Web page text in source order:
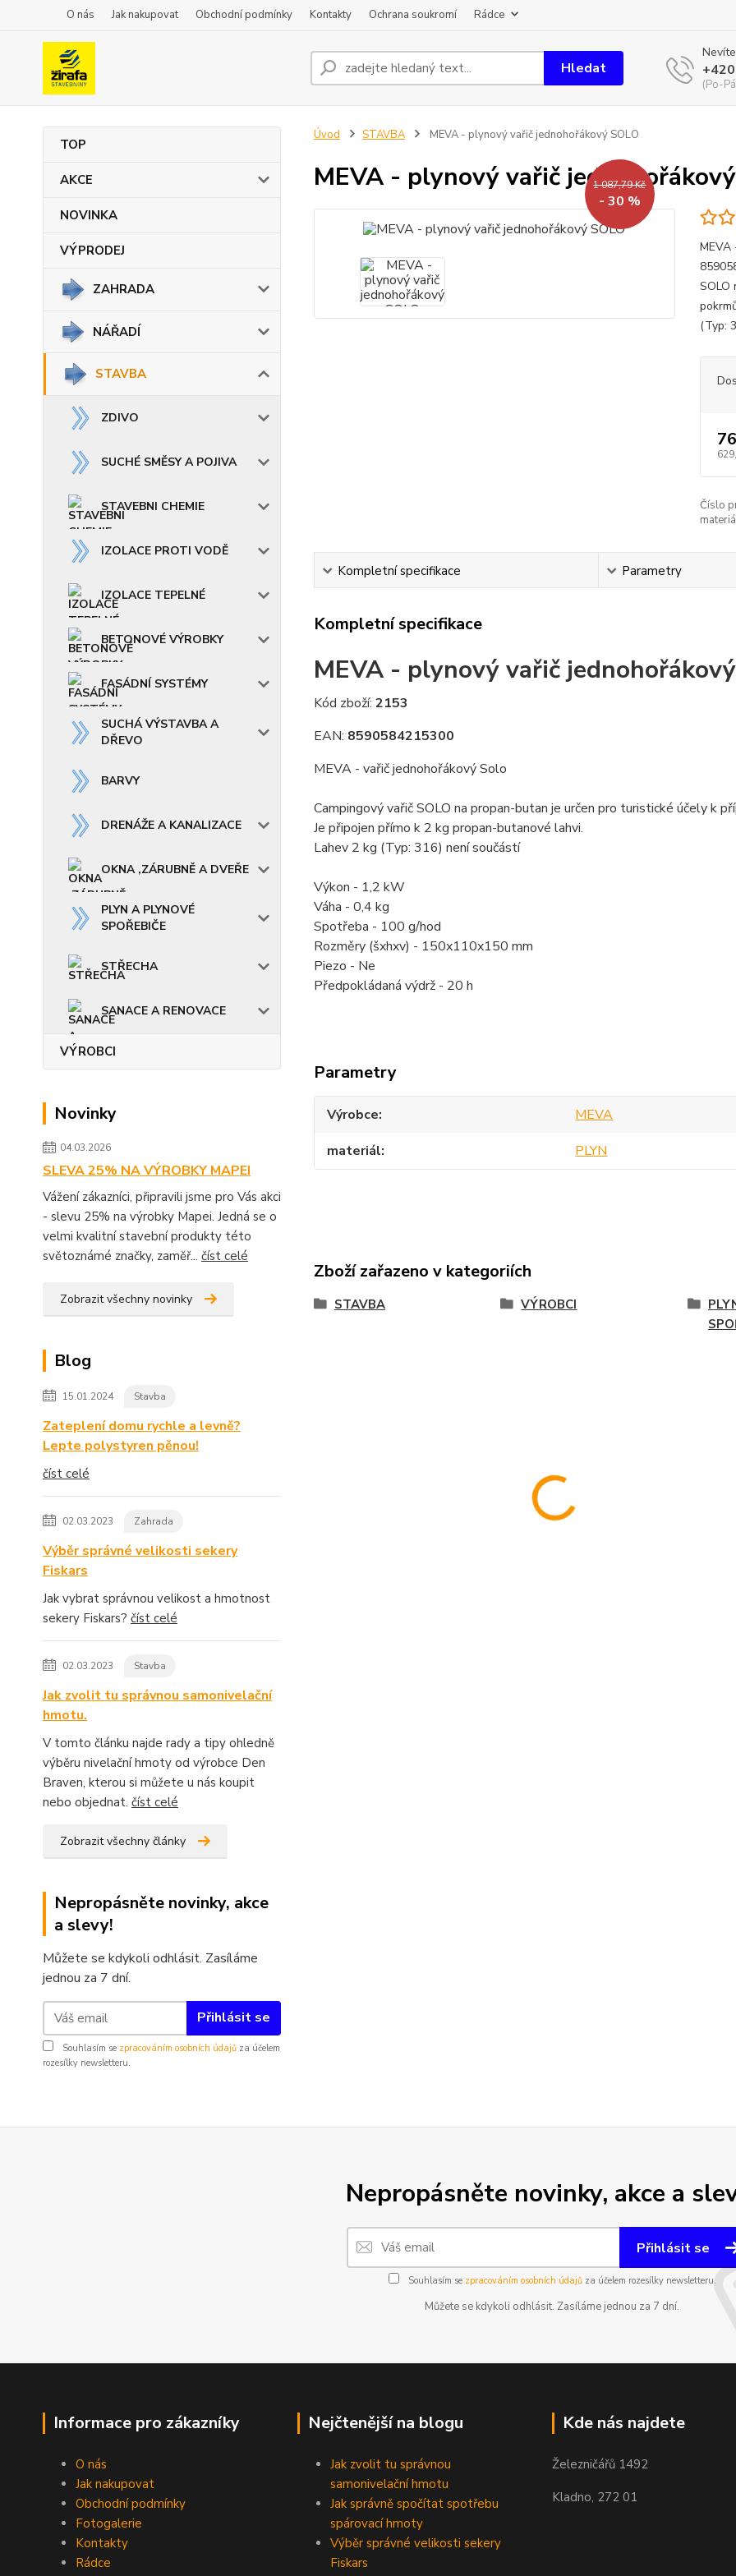
O nás Jak nakupovat Obchodní podmínky Kontakty Ochrana soukromí Rádce
Hledat
(Po-
TOP
AKCE
NOVINKA
VÝPRODEJ
ZAHRADA
NÁŘADÍ
STAVBA
ZDIVO
SUCHÉ SMĚSY A POJIVA
STAVEBNI CHEMIE
IZOLACE PROTI VODĚ
IZOLACE TEPELNÉ
BETONOVÉ VÝROBKY
FASÁDNÍ SYSTÉMY
SUCHÁ VÝSTAVBA A
DŘEVO
BARVY
DRENÁŽE A KANALIZACE
OKNA ,ZÁRUBNĚ A DVEŘE
PLYN A PLYNOVÉ
SPOŘEBIČE
STŘECHA
SANACE A RENOVACE
VÝROBCI
Novinky
04.03.2026
SLEVA 25% NA VÝROBKY MAPEI
Vážení zákazníci, připravili jsme pro Vás akci
- slevu 25% na výrobky Mapei. Jedná se o
velmi kvalitní stavební produkty této
světoznámé značky, zaměř... číst celé
Zobrazit všechny novinky
Blog
15.01.2024 Stavba
Zateplení domu rychle a levně?
Lepte polystyren pěnou!
číst celé
02.03.2023 Zahrada
Výběr správné velikosti sekery
Fiskars
Jak vybrat správnou velikost a hmotnost
sekery Fiskars? číst celé
02.03.2023 Stavba
Jak zvolit tu správnou samonivelační
hmotu.
V tomto článku najde rady a tipy ohledně
výběru nivelační hmoty od výrobce Den
Braven, kterou si můžete u nás koupit
nebo objednat. číst celé
Zobrazit všechny články
Nepropásněte novinky, akce
a slevy!
Můžete se kdykoli odhlásit. Zasíláme
jednou za 7 dní.
Přihlásit se
Souhlasím se zpracováním osobních údajů za účelem
rozesílky newsletteru.
Úvod STAVBA MEVA - plynový vařič jednohořákový SOLO
MEVA - plynový vařič 1 087,79 Kč
- 30 %
MEVA
SOLO
(Typ:
Číslo
Kompletní specifikace Parametry
Kompletní specifikace
MEVA - plynový vařič
Kód zboží: 2153
EAN: 8590584215300
MEVA - vařič jednohořákový Solo
Campingový vařič SOLO na propan-butan je určen pro turistické účely k
Je připojen přímo k 2 kg propan-butanové lahvi.
Lahev 2 kg (Typ: 316) není součástí
Výkon - 1,2 kW
Váha - 0,4 kg
Spotřeba - 100 g/hod
Rozměry (šxhxv) - 150x110x150 mm
Piezo - Ne
Předpokládaná výdrž - 20 h
Parametry
Výrobce
MEVA
materiál
PLYN
Zboží zařazeno v kategoriích
STAVBA VÝROBCI
Nepropásněte novinky, akce a
Přihlásit se
Souhlasím se zpracováním osobních údajůza účelem rozesílky newsletteru.
Můžete se kdykoli odhlásit. Zasíláme jednou za 7 dní.
Informace pro zákazníky
O nás
Jak nakupovat
Obchodní podmínky
Fotogalerie
Kontakty
Rádce
Nejčtenější na blogu
Jak zvolit tu správnou
samonivelační hmotu
Jak správně spočítat spotřebu
spárovací hmoty
Výběr správné velikosti sekery
Fiskars
Kde nás najdete
Železničářů 1492
Kladno, 272 01